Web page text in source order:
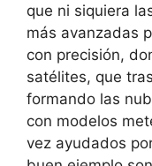
que ni siquiera
más avanzadas
con precisión,
satélites, que
formando las
con modelos
vez ayudados